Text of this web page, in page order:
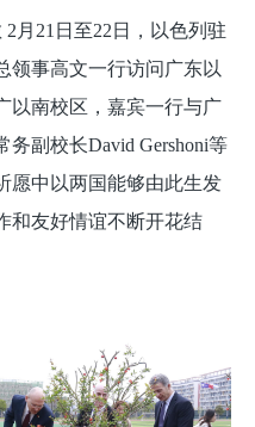
月21日至22日，以色列驻
领事高文一行访问广东以
以南校区，嘉宾一行与广
副校长David Gershoni等
愿中以两国能够由此生发
和友好情谊不断开花结